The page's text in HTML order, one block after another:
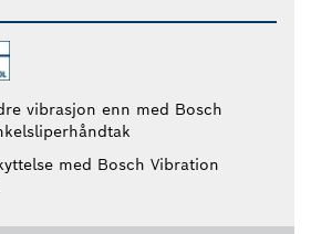
vibrasjon enn med Bosch
med Bosch Vibration